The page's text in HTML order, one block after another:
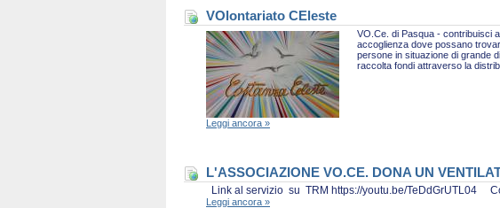
VOlontariato CEleste
VO.Ce. di Pasqua - contribuisci
accoglienza dove possano
persone in situazione di grande
raccolta fondi attraverso la
Leggi ancora »
L'ASSOCIAZIONE VO.CE. DONA UN
Link al servizio su TRM https://youtu.be/TeDdGrUTL04
Leggi ancora »